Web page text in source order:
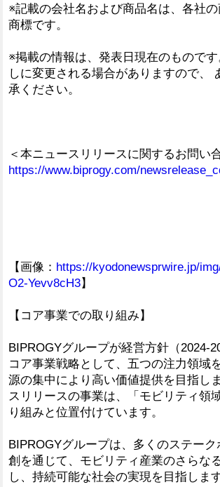
※記載の会社名および商品名は、各社
商標です。
※掲載の情報は、発表日現在のもので
しに変更される場合がありますので、
承ください。
＜本ニュースリリースに関するお問い
https://www.biprogy.com/
【画像： https://kyodonewsprwire.jp/
O2-Yevv8cH3】
【コア事業での取り組み】
BIPROGYグループが経営方針（2024-
コア事業戦略として、五つの注力領域
源の集中により高い価値提供を目指し
スリリースの事業は、「モビリティ領
り組みと位置付けています。
BIPROGYグループは、多くのステー
創を通じて、モビリティ産業のさらな
し、持続可能な社会の実現を目指します